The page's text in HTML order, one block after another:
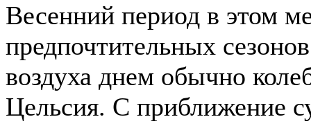
Весенний период в этом
предпочтительных
воздуха днем обычно
Цельсия. С приближение